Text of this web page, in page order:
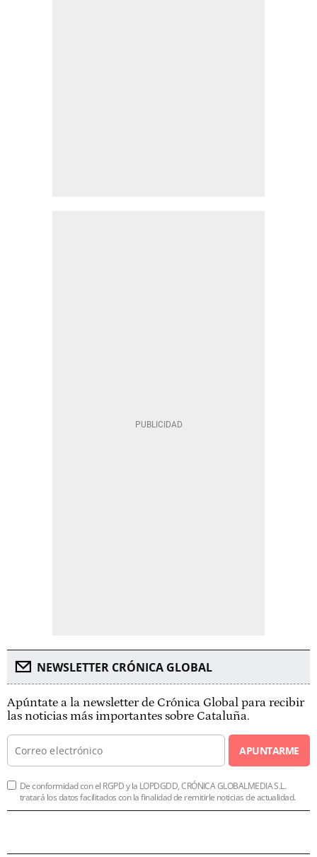
NEWSLETTER CRÓNICA GLOBAL
Apúntate a la newsletter de Crónica Global para recibir
las noticias más importantes sobre Cataluña.
APUNTARME
De conformidad con el RGPD y la LOPDGDD, CRÓNICA GLOBALMEDIA S.L.
tratará los datos facilitados con la finalidad de remitirle noticias de actualidad.